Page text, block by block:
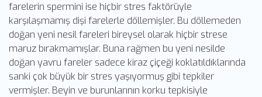
farelerin spermini ise hiçbir stres faktörüyle
karşılaşmamış dişi farelerle döllemişler. Bu döllemeden
doğan yeni nesil fareleri bireysel olarak hiçbir strese
maruz bırakmamışlar. Buna rağmen bu yeni nesilde
doğan yavru fareler sadece kiraz çiçeği koklatıldıklarında
sanki çok büyük bir stres yaşıyormuş gibi tepkiler
vermişler. Beyin ve burunlarının korku tepkisiyle